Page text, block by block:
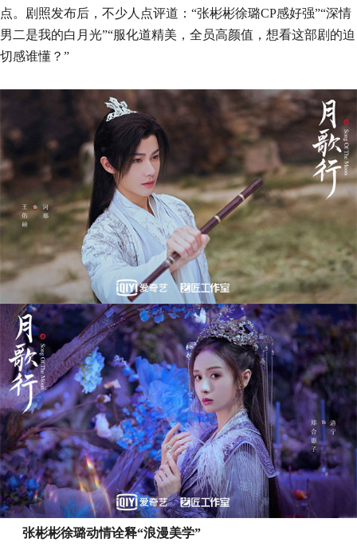
点。剧照发布后，不少人点评道：“张彬彬徐璐CP感好强”“深情
男二是我的白月光”“服化道精美，全员高颜值，想看这部剧的迫
切感谁懂？”
张彬彬徐璐动情诠释“浪漫美学”